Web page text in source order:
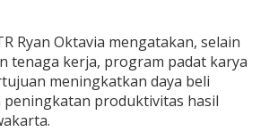
Ryan Oktavia mengatakan, selain
tenaga kerja, program padat karya
meningkatkan daya beli
peningkatan produktivitas hasil